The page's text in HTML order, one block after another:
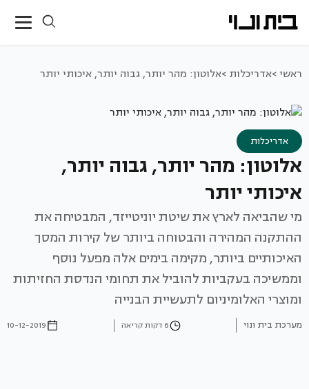
ראשי >אדריכלות >אלוטון: מהר יותר, גבוה יותר, איכותי יותר
אדריכלות
אלוטון: מהר יותר, גבוה יותר,
איכותי יותר
מי שהביאה לארץ את שיטת יוניטייזד, המבטיחה את
ההתקנה המהירה והבטוחה ביותר של קירות המסך
האיכותיים ביותר, מקימה בימים אלה מפעל נוסף
וממשיכה בעקביות להוביל את תחומי הנדסת החזיתות
ומוצרי האלומיניום לתעשיית הבנייה
מערכת בית ונוי 6 דקות קריאה 10-12-2019